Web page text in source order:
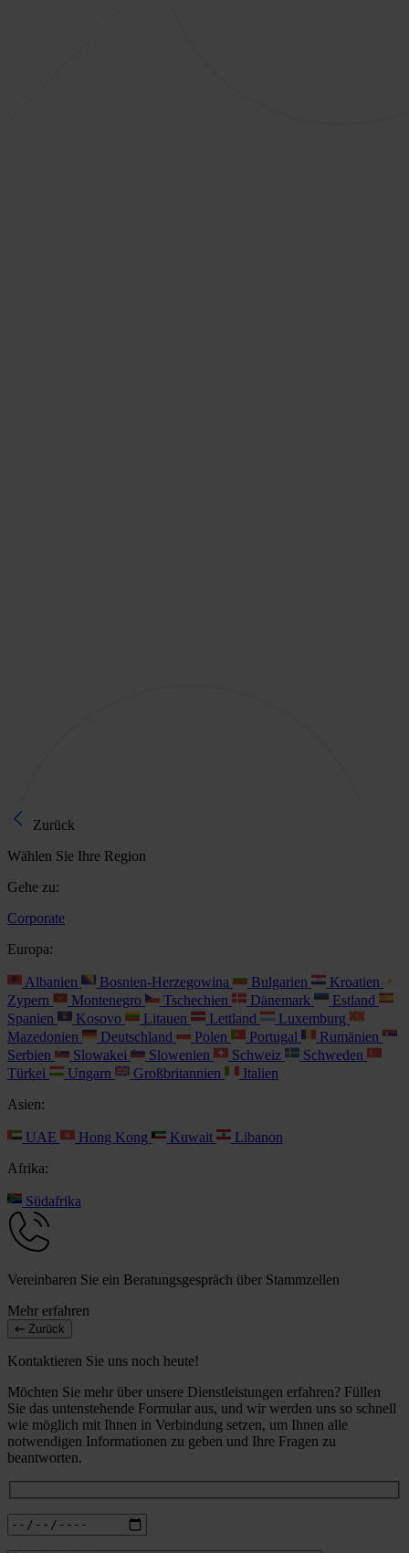
Zurück
Wählen Sie Ihre Region
Gehe zu:
Corporate
Europa:
Albanien Bosnien-Herzegowina Bulgarien
Kroatien
Zypern
Montenegro Tschechien Dänemark
Estland
Spanien
Kosovo Litauen Lettland
Luxemburg
Mazedonien
Deutschland Polen Portugal
Rumänien
Serbien
Slowakei Slowenien Schweiz
Schweden
Türkei
Ungarn Großbritannien
Italien
Asien:
UAE Hong Kong Kuwait
Libanon
Afrika:
Südafrika
Vereinbaren Sie ein Beratungsgespräch über Stammzellen
Mehr erfahren
Zurück
Kontaktieren Sie uns noch heute!
Möchten Sie mehr über unsere Dienstleistungen erfahren? Füllen
Sie das untenstehende Formular aus, und wir werden uns so schnell
wie möglich mit Ihnen in Verbindung setzen, um Ihnen alle
notwendigen Informationen zu geben und Ihre Fragen zu
beantworten.